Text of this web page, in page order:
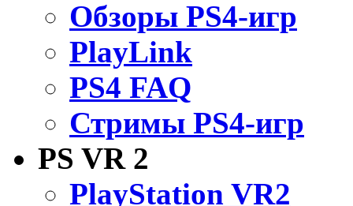
Обзоры PS4-игр
PlayLink
PS4 FAQ
Стримы PS4-игр
PS VR 2
PlayStation VR2